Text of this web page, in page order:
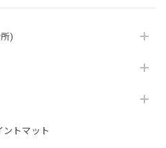
)
トマット